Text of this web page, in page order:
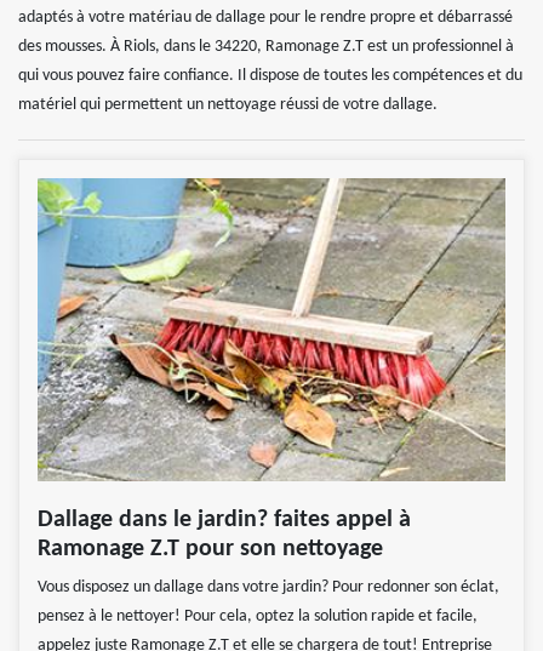
adaptés à votre matériau de dallage pour le rendre propre et débarrassé
des mousses. À Riols, dans le 34220, Ramonage Z.T est un professionnel à
qui vous pouvez faire confiance. Il dispose de toutes les compétences et du
matériel qui permettent un nettoyage réussi de votre dallage.
Dallage dans le jardin? faites appel à
Ramonage Z.T pour son nettoyage
Vous disposez un dallage dans votre jardin? Pour redonner son éclat,
pensez à le nettoyer! Pour cela, optez la solution rapide et facile,
appelez juste Ramonage Z.T et elle se chargera de tout! Entreprise